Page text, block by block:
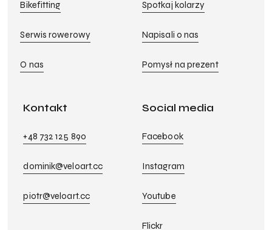
Bikefitting
Serwis rowerowy
O nas
Spotkaj kolarzy
Napisali o nas
Pomysł na prezent
Kontakt
+48 732 125 890
dominik@veloart.cc
piotr@veloart.cc
Social media
Facebook
Instagram
Youtube
Flickr